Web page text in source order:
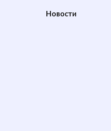
Новости